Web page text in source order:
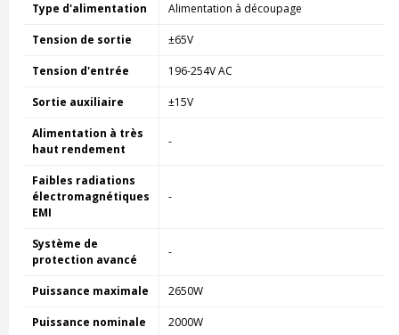
Type d'alimentation Alimentation à découpage
Tension de sortie ±65V
Tension d'entrée 196-254V AC
Sortie auxiliaire ±15V
Alimentation à très
haut rendement
-
Faibles radiations
électromagnétiques
EMI
-
Système de
protection avancé
-
Puissance maximale 2650W
Puissance nominale 2000W